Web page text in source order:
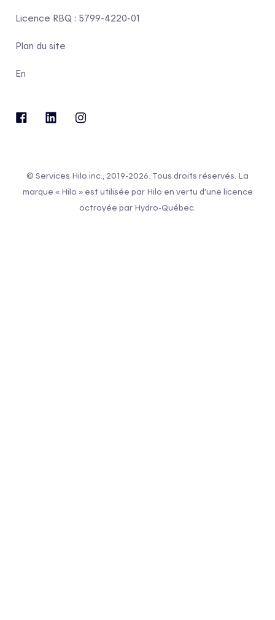
Licence RBQ : 5799-4220-01
Plan du site
En
© Services Hilo inc., 2019-2026. Tous droits réservés. La
marque « Hilo » est utilisée par Hilo en vertu d’une licence
octroyée par Hydro-Québec.